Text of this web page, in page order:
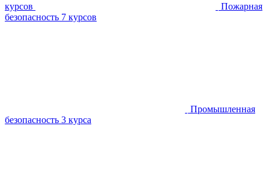
курсов
Пожарная
безопасность 7 курсов
Промышленная
безопасность 3 курса